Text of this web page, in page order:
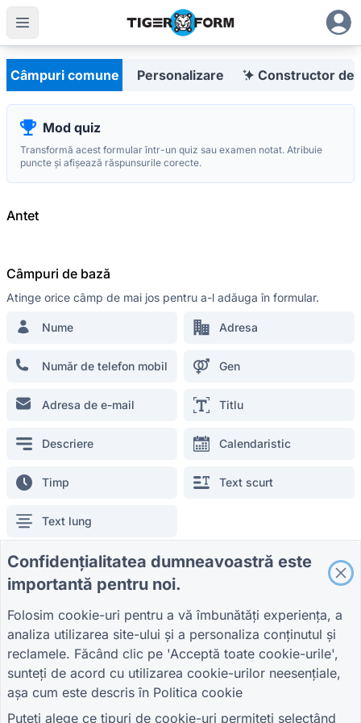
Creator de formulare personalizabil cu coduri QR integrate
Câmpuri comune
Personalizare Constructor de
Mod quiz
Transformă acest formular într-un quiz sau examen notat. Atribuie
puncte și afișează răspunsurile corecte.
Antet
Câmpuri de bază
Atinge orice câmp de mai jos pentru a-l adăuga în formular.
Nume Adresa
Număr de telefon mobil Gen
Adresa de e-mail Titlu
Descriere Calendaristic
Timp Text scurt
Text lung
Câmpuri generale
Selectare pe mai multe
niveluri
Lista de verificare
Locaţie Semnătura
Cel mai avansat
QR Form Generator Online
RĂMÂI LA CURENT
actualizări și sfaturi
Formular de sondaj cu amănuntul
Formular de înregistrare a studenților
Formular de promovare pentru publicitate
Formular de evaluare a evenimentului
Formular pentru sistemul de comandă la restaurant
Formular de evaluare a furnizorilor pentru logistică
Formular de cerere de servicii pentru utilități
Formular de implicare a clienților
GHIDURI
Centrul de ajutor
Blog
TIGER FORM Ghid
COMPANIE
Despre noi
Contactaţi-ne
TERMENI
Termeni
Politica de
Romanian
Confidențialitatea dumneavoastră este
importantă pentru noi.
Folosim cookie-uri pentru a vă îmbunătăți experiența, a
analiza utilizarea site-ului și a personaliza conținutul și
reclamele. Făcând clic pe 'Acceptă toate cookie-urile',
sunteți de acord cu utilizarea cookie-urilor neesențiale,
așa cum este descris în Politica cookie
Puteți alege ce tipuri de cookie-uri permiteți selectând